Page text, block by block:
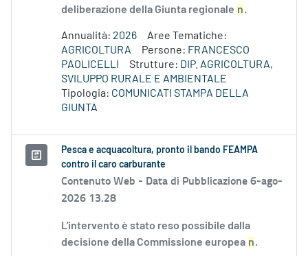
deliberazione della Giunta regionale n.
Annualità: 2026
Aree Tematiche:
AGRICOLTURA
Persone: FRANCESCO
PAOLICELLI
Strutture: DIP. AGRICOLTURA,
SVILUPPO RURALE E AMBIENTALE
Tipologia: COMUNICATI STAMPA DELLA
GIUNTA
Pesca e acquacoltura, pronto il bando FEAMPA
contro il caro carburante
Contenuto Web - Data di Pubblicazione 6-ago-
2026 13.28
L'intervento è stato reso possibile dalla
decisione della Commissione europea n.